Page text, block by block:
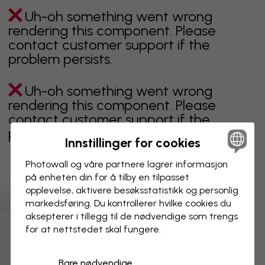
Uh-oh something went wrong
rendering this component. Please
contact customer support if the
problem persists.
Uh-oh something went wrong
rendering this component. Please
contact customer support if the
problem persists.
Viser side 1 av 1 sider
Oppdag fleire kategoriar
Innstillinger for cookies
Photowall og våre partnere lagrer informasjon
på enheten din for å tilby en tilpasset
opplevelse, aktivere besøks­statistikk og personlig
markedsføring. Du kontrollerer hvilke cookies du
aksepterer i tillegg til de nødvendige som trengs
for at nettstedet skal fungere.